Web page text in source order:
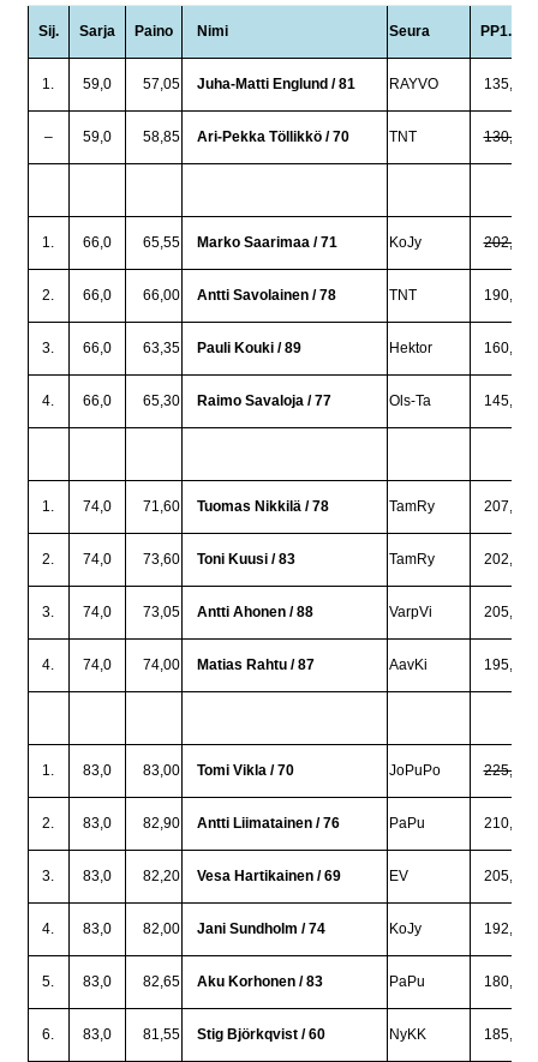
Sij. Sarja Paino Nimi Seura PP1.
1. 59,0 57,05 Juha-Matti Englund / 81 RAYVO 135,0
– 59,0 58,85 Ari-Pekka Töllikkö / 70 TNT 130,0
1. 66,0 65,55 Marko Saarimaa / 71 KoJy 202,5
2. 66,0 66,00 Antti Savolainen / 78 TNT 190,0
3. 66,0 63,35 Pauli Kouki / 89 Hektor 160,0
4. 66,0 65,30 Raimo Savaloja / 77 Ols-Ta 145,0
1. 74,0 71,60 Tuomas Nikkilä / 78 TamRy 207,5
2. 74,0 73,60 Toni Kuusi / 83 TamRy 202,5
3. 74,0 73,05 Antti Ahonen / 88 VarpVi 205,0
4. 74,0 74,00 Matias Rahtu / 87 AavKi 195,0
1. 83,0 83,00 Tomi Vikla / 70 JoPuPo 225,0
2. 83,0 82,90 Antti Liimatainen / 76 PaPu 210,0
3. 83,0 82,20 Vesa Hartikainen / 69 EV 205,0
4. 83,0 82,00 Jani Sundholm / 74 KoJy 192,5
5. 83,0 82,65 Aku Korhonen / 83 PaPu 180,0
6. 83,0 81,55 Stig Björkqvist / 60 NyKK 185,0